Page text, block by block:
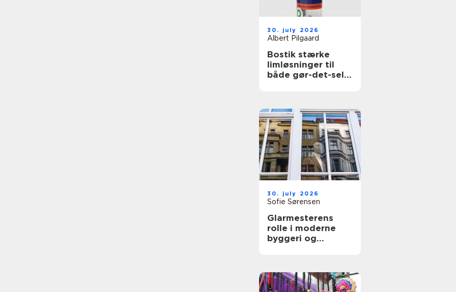
30. july 2026
Albert Pilgaard
Bostik stærke
limløsninger til
både gør-det-selv
30. july 2026
Sofie Sørensen
Glarmesterens
rolle i moderne
byggeri og